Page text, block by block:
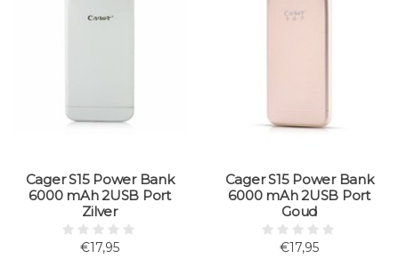
Cager S15 Power Bank
6000 mAh 2USB Port
Zilver
€17,95
Cager S15 Power Bank
6000 mAh 2USB Port
Goud
€17,95